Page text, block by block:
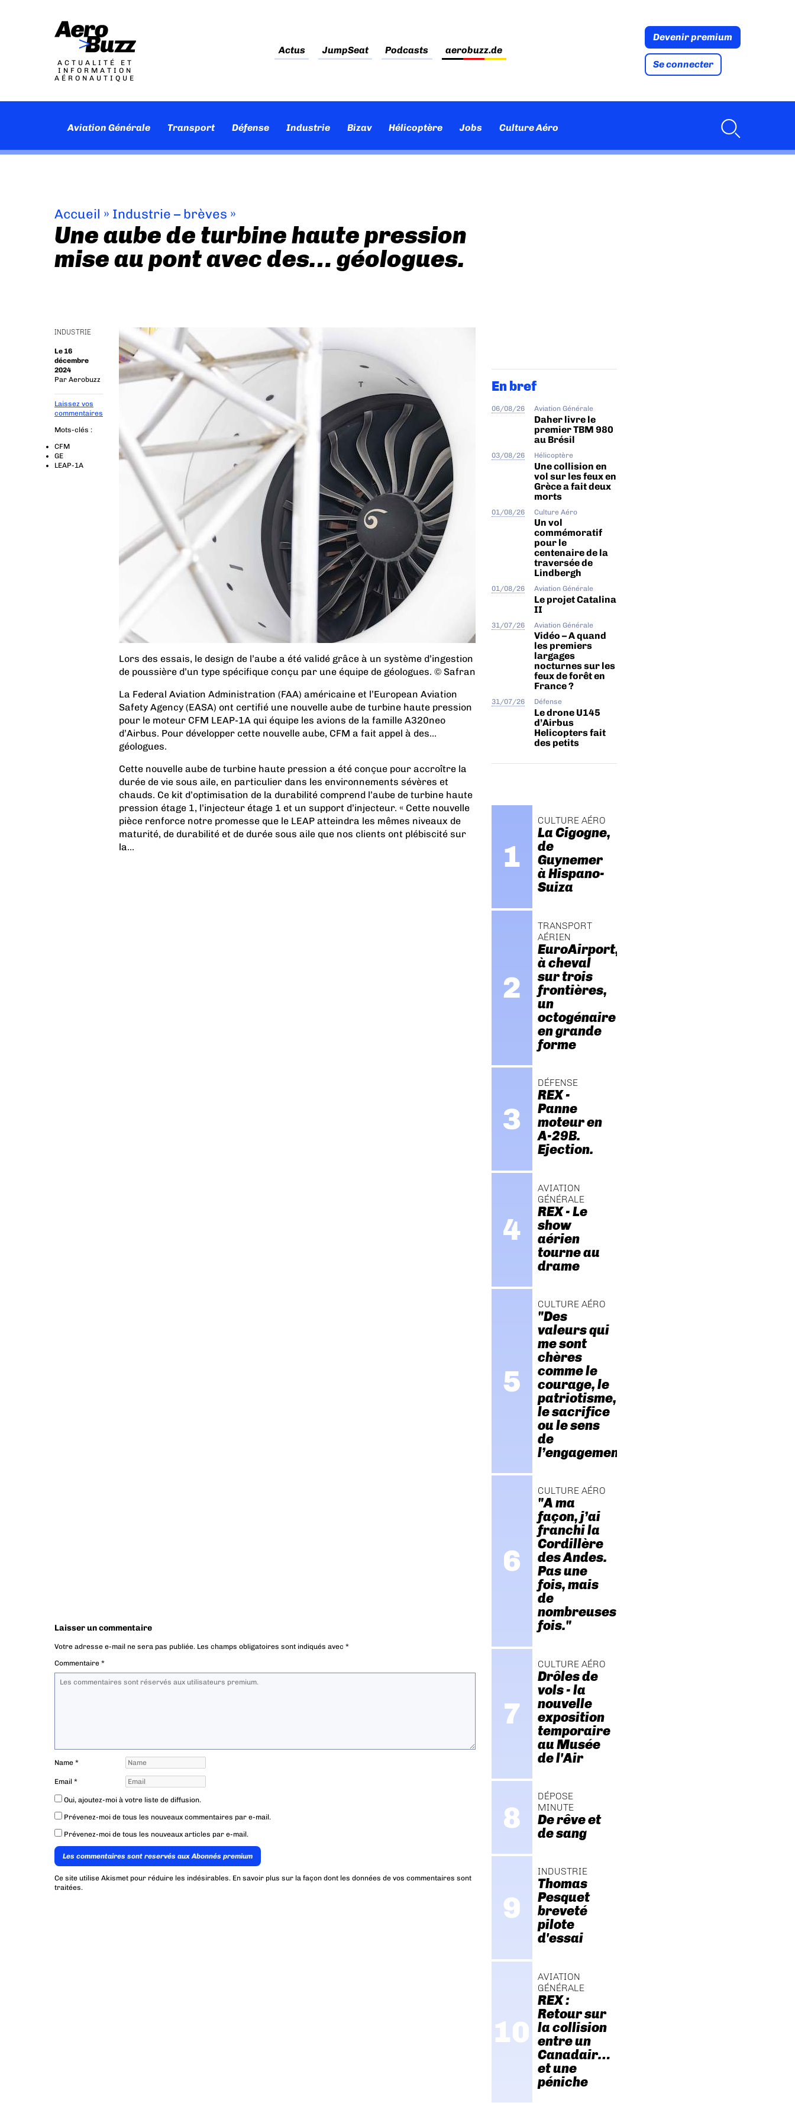
ACTUALITÉ ET
INFORMATION
AÉRONAUTIQUE
Actus JumpSeat Podcasts aerobuzz.de
Devenir premium
Se connecter
Aviation Générale Transport Défense Industrie Bizav Hélicoptère Jobs Culture Aéro
Accueil » Industrie – brèves »
Une aube de turbine haute pression
mise au pont avec des… géologues.
INDUSTRIE
Le 16
décembre
2024
Par Aerobuzz
Laissez vos
commentaires
Mots-clés :
CFM
GE
LEAP-1A
Lors des essais, le design de l’aube a été validé grâce à un système d’ingestion
de poussière d’un type spécifique conçu par une équipe de géologues. © Safran
La Federal Aviation Administration (FAA) américaine et l’European Aviation
Safety Agency (EASA) ont certifié une nouvelle aube de turbine haute pression
pour le moteur CFM LEAP-1A qui équipe les avions de la famille A320neo
d’Airbus. Pour développer cette nouvelle aube, CFM a fait appel à des…
géologues.
Cette nouvelle aube de turbine haute pression a été conçue pour accroître la
durée de vie sous aile, en particulier dans les environnements sévères et
chauds. Ce kit d’optimisation de la durabilité comprend l’aube de turbine haute
pression étage 1, l’injecteur étage 1 et un support d’injecteur. « Cette nouvelle
pièce renforce notre promesse que le LEAP atteindra les mêmes niveaux de
maturité, de durabilité et de durée sous aile que nos clients ont plébiscité sur
la...
Laisser un commentaire
Votre adresse e-mail ne sera pas publiée. Les champs obligatoires sont indiqués avec *
Commentaire *
Name *
Email *
Oui, ajoutez-moi à votre liste de diffusion.
Prévenez-moi de tous les nouveaux commentaires par e-mail.
Prévenez-moi de tous les nouveaux articles par e-mail.
Les commentaires sont reservés aux Abonnés premium
Ce site utilise Akismet pour réduire les indésirables. En savoir plus sur la façon dont les données de vos commentaires sont
traitées.
En bref
06/08/26 Aviation Générale
Daher livre le
premier TBM 980
au Brésil
03/08/26 Hélicoptère
Une collision en
vol sur les feux en
Grèce a fait deux
morts
01/08/26 Culture Aéro
Un vol
commémoratif
pour le
centenaire de la
traversée de
Lindbergh
01/08/26 Aviation Générale
Le projet Catalina
II
31/07/26 Aviation Générale
Vidéo – A quand
les premiers
largages
nocturnes sur les
feux de forêt en
France ?
31/07/26 Défense
Le drone U145
d’Airbus
Helicopters fait
des petits
CULTURE AÉRO
La Cigogne,
de
Guynemer
à Hispano-
Suiza
TRANSPORT
AÉRIEN
EuroAirport,
à cheval
sur trois
frontières,
un
octogénaire
en grande
forme
DÉFENSE
REX -
Panne
moteur en
A-29B.
Ejection.
AVIATION
GÉNÉRALE
REX - Le
show
aérien
tourne au
drame
CULTURE AÉRO
"Des
valeurs qui
me sont
chères
comme le
courage, le
patriotisme,
le sacrifice
ou le sens
de
l’engagement."
CULTURE AÉRO
"A ma
façon, j’ai
franchi la
Cordillère
des Andes.
Pas une
fois, mais
de
nombreuses
fois."
CULTURE AÉRO
Drôles de
vols - la
nouvelle
exposition
temporaire
au Musée
de l'Air
DÉPOSE
MINUTE
De rêve et
de sang
INDUSTRIE
Thomas
Pesquet
breveté
pilote
d'essai
AVIATION
GÉNÉRALE
REX :
Retour sur
la collision
entre un
Canadair…
et une
péniche